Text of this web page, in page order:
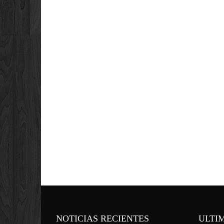
NOTICIAS RECIENTES